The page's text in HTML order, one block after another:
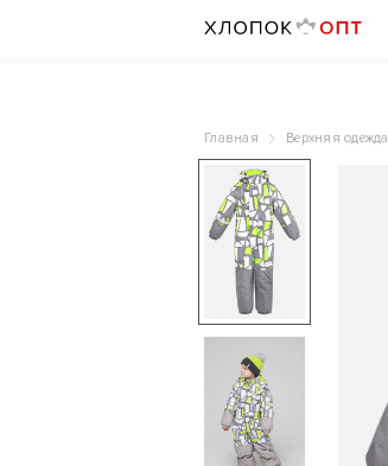
Главная Верхняя одежда